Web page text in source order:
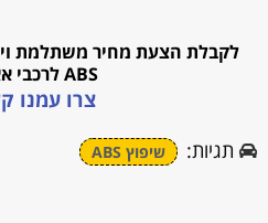
לקבלת הצעת מחיר משתלמת
ABS לרכבי אאודי S8
צרו עמנו
תגיות:
שיפוץ ABS